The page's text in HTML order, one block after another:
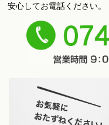
ソコンが苦手な方
安心してお電話ください。